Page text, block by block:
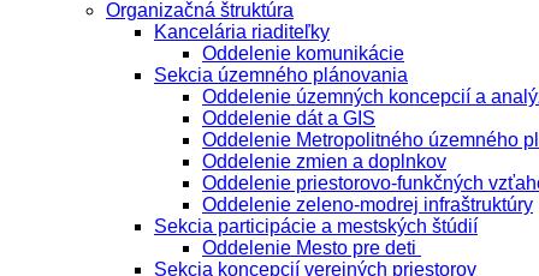
Organizačná štruktúra
Kancelária riaditeľky
Oddelenie komunikácie
Sekcia územného plánovania
Oddelenie územných koncepcií a
Oddelenie dát a GIS
Oddelenie Metropolitného územného
Oddelenie zmien a doplnkov
Oddelenie priestorovo-funkčných
Oddelenie zeleno-modrej infraštruktúry
Sekcia participácie a mestských štúdií
Oddelenie Mesto pre deti
Sekcia koncepcií verejných priestorov